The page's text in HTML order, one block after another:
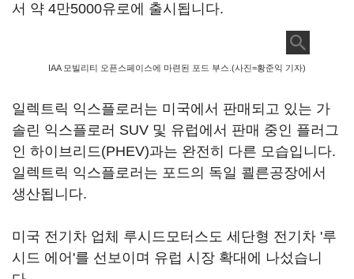
서 약 4만5000유로에 출시됩니다.
IAA 모빌리티 오픈스페이스에 마련된 포드 부스.(사진=황준익 기자)
일렉트릭 익스플로러는 미국에서 판매되고 있는 가
솔린 익스플로러 SUV 및 유럽에서 판매 중인 플러그
인 하이브리드(PHEV)과는 완전히 다른 모습입니다.
일렉트릭 익스플로러는 포드의 독일 쾰른공장에서
생산됩니다.
미국 전기차 업체 루시드모터스도 세단형 전기차 '루
시드 에어'를 선보이며 유럽 시장 확대에 나섰습니